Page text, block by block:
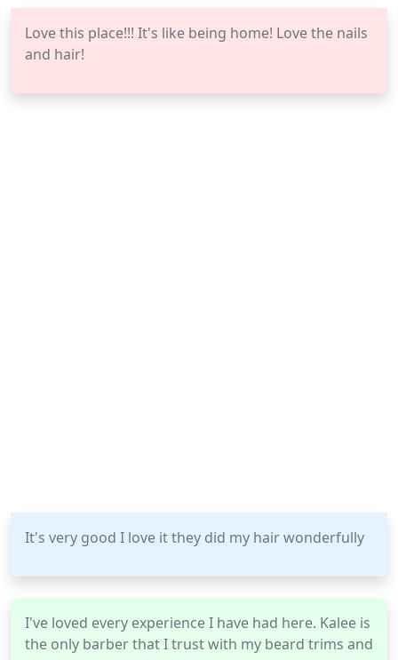
Love this place!!! It's like being home! Love the nails
and hair!
It's very good I love it they did my hair wonderfully
I've loved every experience I have had here. Kalee is
the only barber that I trust with my beard trims and